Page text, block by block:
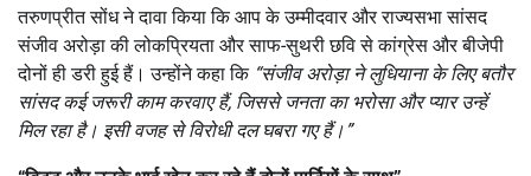
तरुणप्रीत सोंध ने दावा किया कि आप के उम्मीदवार और राज्यसभा सांसद
संजीव अरोड़ा की लोकप्रियता और साफ-सुथरी छवि से कांग्रेस और बीजेपी
दोनों ही डरी हुई हैं। उन्होंने कहा कि “संजीव अरोड़ा ने लुधियाना के लिए बतौर
सांसद कई जरूरी काम करवाए हैं, जिससे जनता का भरोसा और प्यार उन्हें
मिल रहा है। इसी वजह से विरोधी दल घबरा गए हैं।”